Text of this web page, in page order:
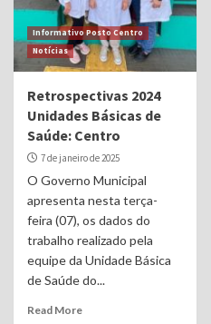
Informativo Posto Centro
Notícias
Retrospectivas 2024
Unidades Básicas de
Saúde: Centro
7 de janeiro de 2025
O Governo Municipal
apresenta nesta terça-
feira (07), os dados do
trabalho realizado pela
equipe da Unidade Básica
de Saúde do...
Read More